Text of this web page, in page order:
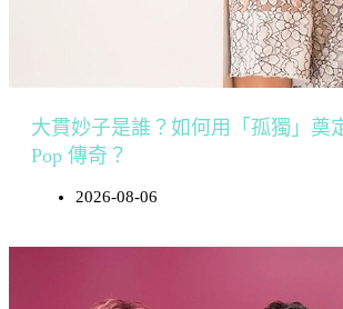
大貫妙子是誰？如何用「孤獨」奠
Pop 傳奇？
2026-08-06